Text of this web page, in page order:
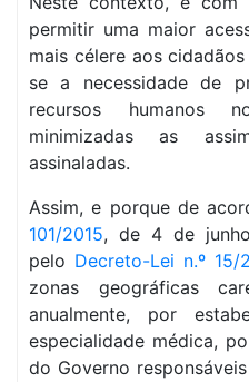
permitir uma maior
mais célere aos
se a necessidade de
recursos humanos
minimizadas as
assinaladas.
Assim, e porque de
101/2015, de 4 de
pelo Decreto-Lei n.º 15/
zonas geográficas
anualmente, por
especialidade médica,
do Governo